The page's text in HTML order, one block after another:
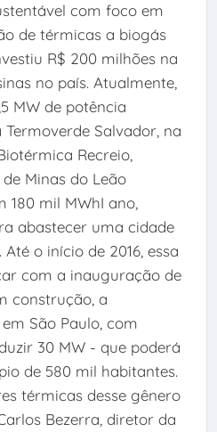
com foco em
de térmicas a biogás
R$ 200 milhões na
no país. Atualmente,
MW de potência
Salvador, na
Recreio,
Minas do Leão
180 mil MWhI ano,
abastecer uma cidade
o início de 2016, essa
com a inauguração de
construção, a
São Paulo, com
30 MW - que poderá
de 580 mil habitantes.
térmicas desse gênero
Bezerra, diretor da